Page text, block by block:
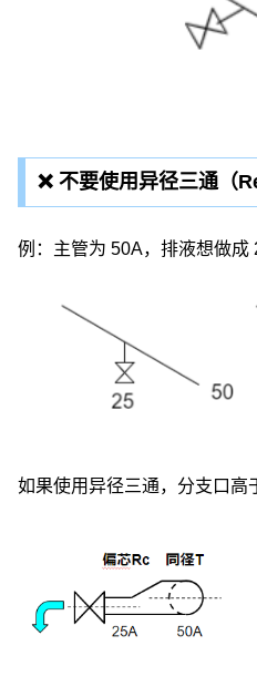
❌ 不要使用异径三通（
例：主管为 50A，排液想做成
如果使用异径三通，分支口高